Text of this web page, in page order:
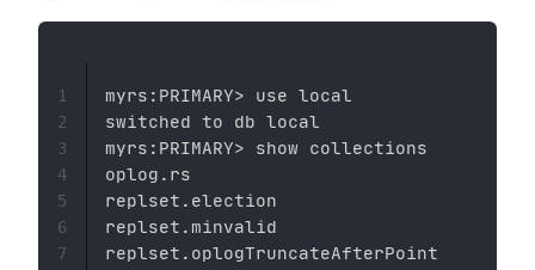
myrs:PRIMARY> use local
switched to db local
myrs:PRIMARY> show collections
oplog.rs
replset.election
replset.minvalid
replset.oplogTruncateAfterPoint
1
2
3
4
5
6
7